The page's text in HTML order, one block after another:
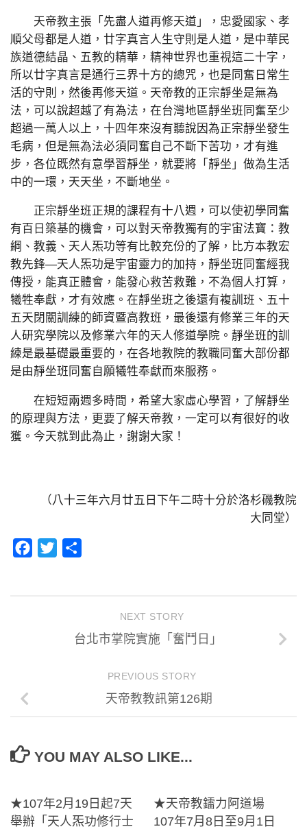
天帝教主張「先盡人道再修天道」，忠愛國家、孝
順父母都是人道，廿字真言人生守則是人道，是中華民
族道德結晶、五教的精華，精神世界也重視這二十字，
所以廿字真言是通行三界十方的總咒，也是同奮日常生
活的守則，然後再修天道。天帝教的正宗靜坐是無為
法，可以說超越了有為法，在台灣地區靜坐班同奮至少
超過一萬人以上，十四年來沒有聽說因為正宗靜坐發生
毛病，但是無為法必須同奮自己不斷下苦功，才有進
步，各位既然有意學習靜坐，就要將「靜坐」做為生活
中的一環，天天坐，不斷地坐。
正宗靜坐班正規的課程有十八週，可以使初學同奮
有百日築基的機會，可以對天帝教獨有的宇宙法寶：教
綱、教義、天人炁功等有比較充份的了解，比方本教宏
教先鋒—天人炁功是宇宙靈力的加持，靜坐班同奮經我
傳授，能真正體會，能發心救苦救難，不為個人打算，
犧牲奉獻，才有效應。在靜坐班之後還有複訓班、五十
五天閉關訓練的師資暨高教班，最後還有修業三年的天
人研究學院以及修業六年的天人修道學院。靜坐班的訓
練是最基礎最重要的，在各地教院的教職同奮大部份都
是由靜坐班同奮自願犧牲奉獻而來服務。
在短短兩週多時間，希望大家虛心學習，了解靜坐
的原理與方法，更要了解天帝教，一定可以有很好的收
獲。今天就到此為止，謝謝大家！
（八十三年六月廿五日下午二時十分於洛杉磯教院
大同堂）
Facebook
Twitter
NEXT STORY
台北市掌院實施「奮鬥日」
PREVIOUS STORY
天帝教教訊第126期
YOU MAY ALSO LIKE...
★107年2月19日起7天
舉辦「天人炁功修行士
★天帝教鐳力阿道場
107年7月8日至9月1日